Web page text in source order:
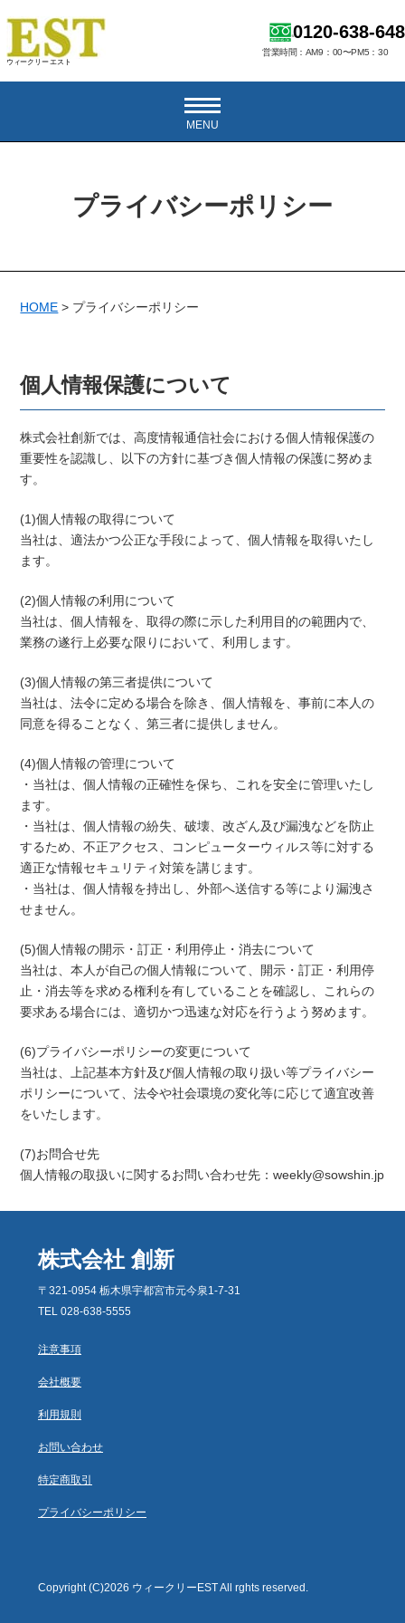
ウィークリー エスト
0120-638-648
営業時間：AM9：00〜PM5：30
MENU
プライバシーポリシー
HOME > プライバシーポリシー
個人情報保護について
株式会社創新では、高度情報通信社会における個人情報保護の
重要性を認識し、以下の方針に基づき個人情報の保護に努めま
す。
(1)個人情報の取得について
当社は、適法かつ公正な手段によって、個人情報を取得いたし
ます。
(2)個人情報の利用について
当社は、個人情報を、取得の際に示した利用目的の範囲内で、
業務の遂行上必要な限りにおいて、利用します。
(3)個人情報の第三者提供について
当社は、法令に定める場合を除き、個人情報を、事前に本人の
同意を得ることなく、第三者に提供しません。
(4)個人情報の管理について
・当社は、個人情報の正確性を保ち、これを安全に管理いたし
ます。
・当社は、個人情報の紛失、破壊、改ざん及び漏洩などを防止
するため、不正アクセス、コンピューターウィルス等に対する
適正な情報セキュリティ対策を講じます。
・当社は、個人情報を持出し、外部へ送信する等により漏洩さ
せません。
(5)個人情報の開示・訂正・利用停止・消去について
当社は、本人が自己の個人情報について、開示・訂正・利用停
止・消去等を求める権利を有していることを確認し、これらの
要求ある場合には、適切かつ迅速な対応を行うよう努めます。
(6)プライバシーポリシーの変更について
当社は、上記基本方針及び個人情報の取り扱い等プライバシー
ポリシーについて、法令や社会環境の変化等に応じて適宜改善
をいたします。
(7)お問合せ先
個人情報の取扱いに関するお問い合わせ先：weekly@sowshin.jp
株式会社 創新
〒321-0954 栃木県宇都宮市元今泉1-7-31
TEL 028-638-5555
注意事項
会社概要
利用規則
お問い合わせ
特定商取引
プライバシーポリシー
Copyright (C)2026 ウィークリーEST All rghts reserved.